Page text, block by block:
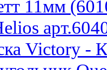
11мм
Victory -